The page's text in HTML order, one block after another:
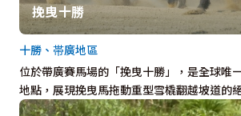
挽曳十勝
位於帶廣賽馬場的「挽曳十勝」，是全球唯
地點，展現挽曳馬拖動重型雪橇翻越坡道的
十勝、帯廣地區